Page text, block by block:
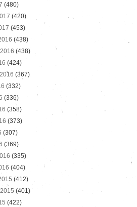
(480)
(420)
(453)
(438)
(438)
(424)
(367)
(332)
(336)
(358)
(373)
(307)
(369)
(335)
(404)
(412)
(401)
(422)